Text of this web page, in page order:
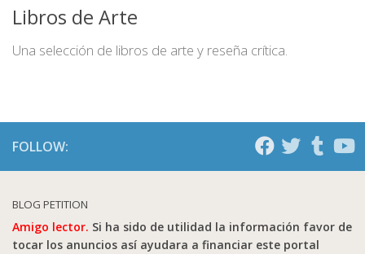
Libros de Arte
Una selección de libros de arte y reseña crítica.
FOLLOW:
BLOG PETITION
Amigo lector. Si ha sido de utilidad la información favor de
tocar los anuncios así ayudara a financiar este portal